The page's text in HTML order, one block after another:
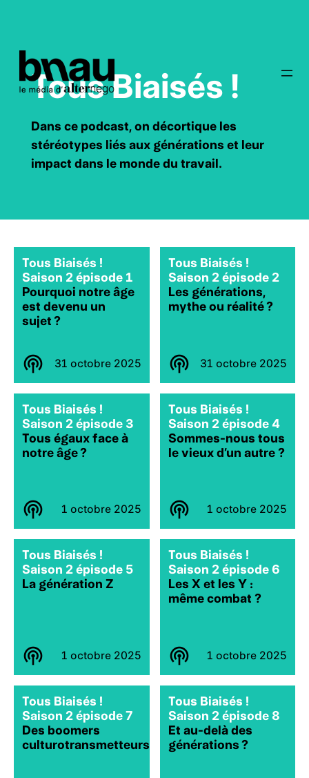
Tous Biaisés !
Dans ce podcast, on décortique les
stéréotypes liés aux générations et leur
impact dans le monde du travail.
Tous Biaisés !
Saison 2 épisode 1
Pourquoi notre âge
est devenu un
sujet ?
31 octobre 2025
Tous Biaisés !
Saison 2 épisode 2
Les générations,
mythe ou réalité ?
31 octobre 2025
Tous Biaisés !
Saison 2 épisode 3
Tous égaux face à
notre âge ?
1 octobre 2025
Tous Biaisés !
Saison 2 épisode 4
Sommes-nous tous
le vieux d’un autre ?
1 octobre 2025
Tous Biaisés !
Saison 2 épisode 5
La génération Z
1 octobre 2025
Tous Biaisés !
Saison 2 épisode 6
Les X et les Y :
même combat ?
1 octobre 2025
Tous Biaisés !
Saison 2 épisode 7
Des boomers
culturotransmetteurs
Tous Biaisés !
Saison 2 épisode 8
Et au-delà des
générations ?